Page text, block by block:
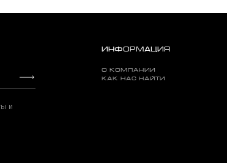
и
ИНФОРМАЦИЯ
О КОМПАНИИ
КАК НАС НАЙТИ